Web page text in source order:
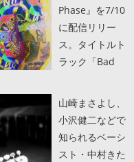
Phase』を7/10
に配信リリー
ス。タイトルト
ラック「Bad
山崎まさよし、
小沢健二などで
知られるベーシ
スト・中村きた